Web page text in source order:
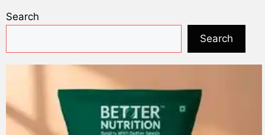
Search
Search